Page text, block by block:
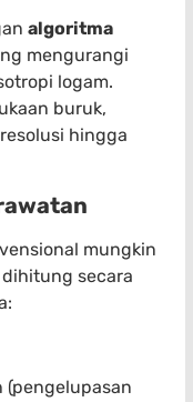
algoritma
mengurangi
logam.
buruk,
hingga
mungkin
secara
(pengelupasan